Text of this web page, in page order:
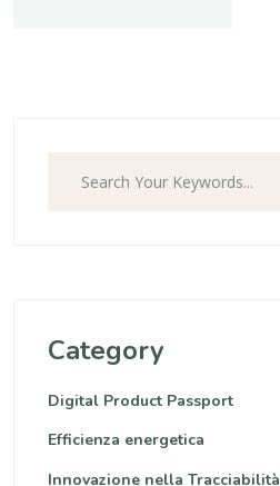
Category
Digital Product Passport
Efficienza energetica
Innovazione nella Tracciabilità